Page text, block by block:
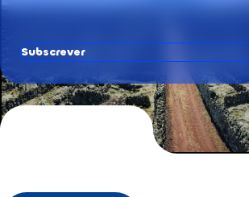
Subscrever